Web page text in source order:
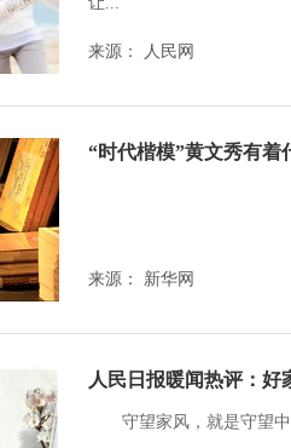
来源： 人民网
“时代楷模”黄文秀有着
来源： 新华网
人民日报暖闻热评：好
守望家风，就是守望